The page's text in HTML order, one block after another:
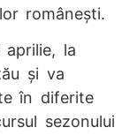
românești.
aprilie, la
și va
în diferite
sezonului